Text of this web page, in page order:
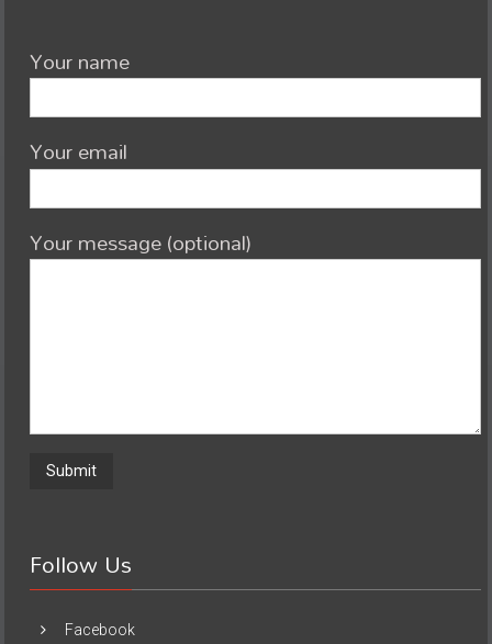
Your name
Your email
Your message (optional)
Follow Us
Facebook